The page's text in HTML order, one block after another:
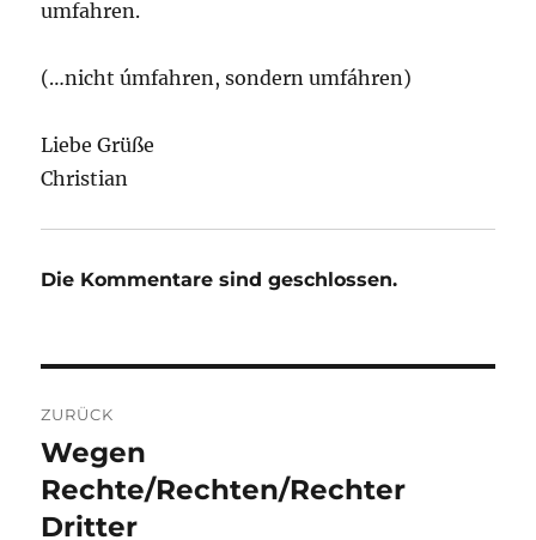
umfahren.
(…nicht úmfahren, sondern umfáhren)
Liebe Grüße
Christian
Die Kommentare sind geschlossen.
ZURÜCK
Vorheriger
Beitrag:
Wegen
Rechte/Rechten/Rechter
Dritter